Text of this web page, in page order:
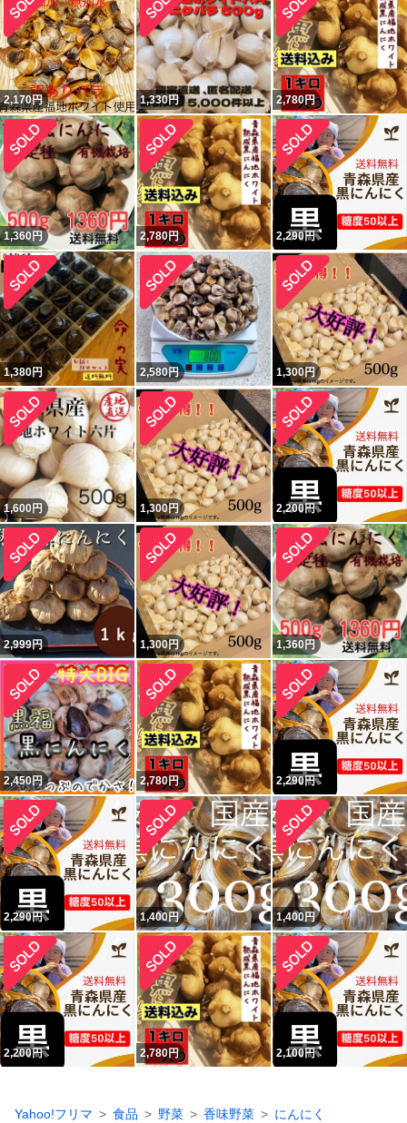
2,170円 1,330円 2,780円
1,360円 2,780円 2,290円
1,380円 2,580円 1,300円
1,600円 1,300円 2,200円
2,999円 1,300円 1,360円
2,450円 2,780円 2,290円
2,290円 1,400円 1,400円
2,200円 2,780円 2,100円
Yahoo!フリマ 食品 野菜 香味野菜 にんにく